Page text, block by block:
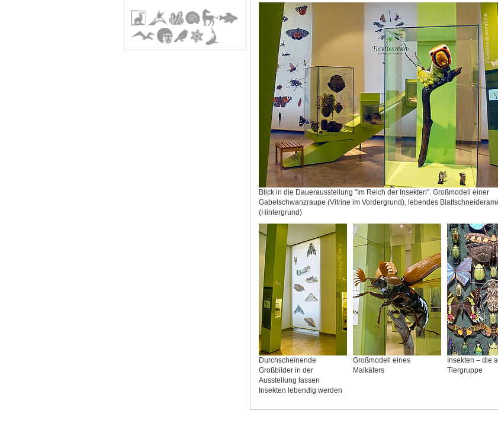
Blick in die Dauerausstellung "Im Reich der Insekten". Großmodell einer
Gabelschwanzraupe (Vitrine im Vordergrund), lebendes
(Hintergrund)
Durchscheinende
Großbilder in der
Ausstellung lassen
Insekten lebendig werden
Großmodell eines
Maikäfers
Insekten – die
Tiergruppe